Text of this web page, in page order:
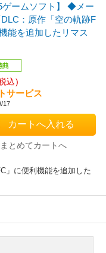
ゲームソフト】 ◆メー
：原作「空の軌跡F
能を追加したリマス
典
込)
サービス
17
」に便利機能を追加した
まとめてカートへ